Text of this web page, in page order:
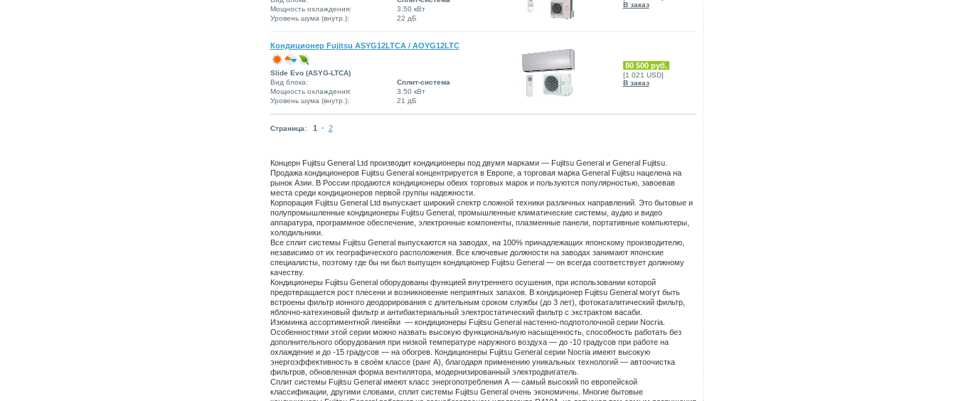
Мощность охлаждения:
3.50 кВт
Уровень шума (внутр.):
22 дБ
В заказ
Кондиционер Fujitsu ASYG12LTCA / AOYG12LTC
Slide Evo (ASYG-LTCA)
Вид блока:
Сплит-система
Мощность охлаждения:
3.50 кВт
Уровень шума (внутр.):
21 дБ
80 500 руб.
[1 021 USD]
В заказ
Страница: 1 · 2
Концерн Fujitsu General Ltd производит кондиционеры под двумя марками — Fujitsu General и General Fujitsu.
Продажа кондиционеров Fujitsu General концентрируется в Европе, а торговая марка General Fujitsu нацелена на
рынок Азии. В России продаются кондиционеры обеих торговых марок и пользуются популярностью, завоевав
места среди кондиционеров первой группы надежности.
Корпорация Fujitsu General Ltd выпускает широкий спектр сложной техники различных направлений. Это бытовые и
полупромышленные кондиционеры Fujitsu General, промышленные климатические системы, аудио и видео
аппаратура, программное обеспечение, электронные компоненты, плазменные панели, портативные компьютеры,
холодильники.
Все сплит системы Fujitsu General выпускаются на заводах, на 100% принадлежащих японскому производителю,
независимо от их географического расположения. Все ключевые должности на заводах занимают японские
специалисты, поэтому где бы ни был выпущен кондиционер Fujitsu General — он всегда соответствует должному
качеству.
Кондиционеры Fujitsu General оборудованы функцией внутреннего осушения, при использовании которой
предотвращается рост плесени и возникновение неприятных запахов. В кондиционер Fujitsu General могут быть
встроены фильтр ионного деодорирования с длительным сроком службы (до 3 лет), фотокаталитический фильтр,
яблочно-катехиновый фильтр и антибактериальный электростатический фильтр с экстрактом васаби.
Изюминка ассортиментной линейки — кондиционеры Fujitsu General настенно-подпотолочной серии Nocria.
Особенностями этой серии можно назвать высокую функциональную насыщенность, способность работать без
дополнительного оборудования при низкой температуре наружного воздуха — до -10 градусов при работе на
охлаждение и до -15 градусов — на обогрев. Кондиционеры Fujitsu General серии Nocria имеют высокую
энергоэффективность в своём классе (ранг А), благодаря применению уникальных технологий — автоочистка
фильтров, обновленная форма вентилятора, модернизированный электродвигатель.
Сплит системы Fujitsu General имеют класс энергопотребления А — самый высокий по европейской
классификации, другими словами, сплит системы Fujitsu General очень экономичны. Многие бытовые